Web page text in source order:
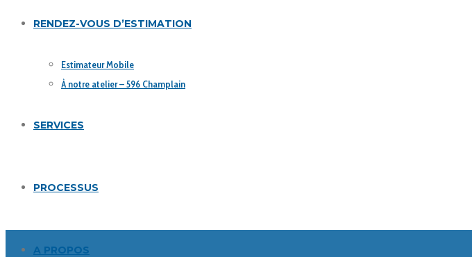
RENDEZ-VOUS D’ESTIMATION
Estimateur Mobile
À notre atelier – 596 Champlain
SERVICES
PROCESSUS
A PROPOS